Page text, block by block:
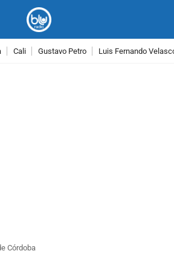
Cali Gustavo Petro Luis Fernando
Córdoba